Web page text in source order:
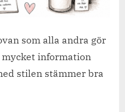
som alla andra gör
information
stilen stämmer bra